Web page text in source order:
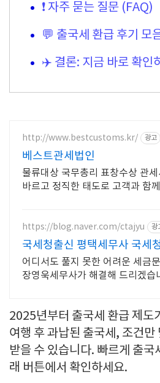
❗️ 자주 묻는 질문 (FAQ)
💬 출국세 환급 후기 모
✈️ 결론: 지금 바로 확인
http://www.bestcustoms.kr/ 광고
베스트관세법인
물류대상 국무총리 표창수상 관
바르고 정직한 태도로 고객과 함
https://blog.naver.com/ctajyu 광
국세청출신 평택세무사 국세
년경력 조세전문가
어디서도 풀지 못한 어려운 세금
장영욱세무사가 해결해 드리겠습
2025년부터 출국세 환급 제도
여행 후 과납된 출국세, 조건만
받을 수 있습니다. 빠르게 출국
래 버튼에서 확인하세요.